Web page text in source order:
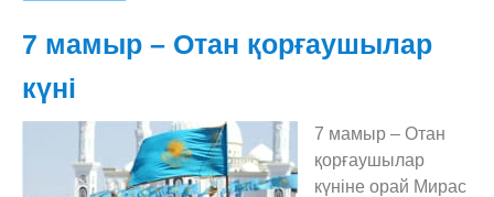
7 мамыр – Отан қорғаушылар
күні
7 мамыр – Отан
қорғаушылар
күніне орай Мирас